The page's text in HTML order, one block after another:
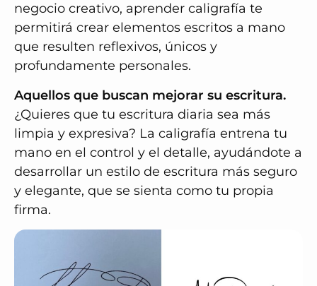
negocio creativo, aprender caligrafía te
permitirá crear elementos escritos a mano
que resulten reflexivos, únicos y
profundamente personales.
Aquellos que buscan mejorar su escritura.
¿Quieres que tu escritura diaria sea más
limpia y expresiva? La caligrafía entrena tu
mano en el control y el detalle, ayudándote a
desarrollar un estilo de escritura más seguro
y elegante, que se sienta como tu propia
firma.